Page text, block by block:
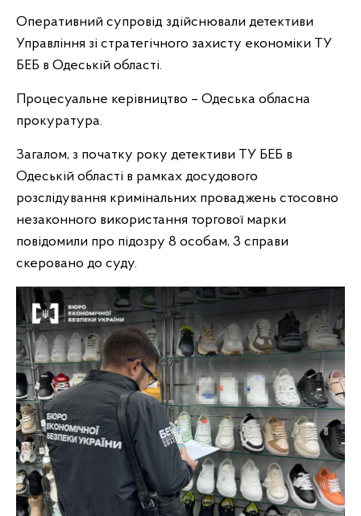
Оперативний супровід здійснювали детективи
Управління зі стратегічного захисту економіки ТУ
БЕБ в Одеській області.
Процесуальне керівництво – Одеська обласна
прокуратура.
Загалом, з початку року детективи ТУ БЕБ в
Одеській області в рамках досудового
розслідування кримінальних проваджень стосовно
незаконного використання торгової марки
повідомили про підозру 8 особам, 3 справи
скеровано до суду.